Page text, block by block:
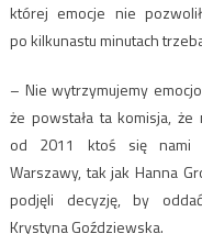
której emocje nie
po kilkunastu minutach
– Nie wytrzymujemy
że powstała ta komisja,
od 2011 ktoś się nami
Warszawy, tak jak Hanna
podjęli decyzję, by
Krystyna Goździewska.